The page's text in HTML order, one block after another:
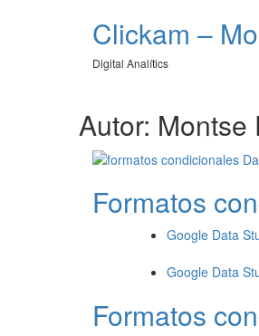
Clickam –
Digital Analítics
Autor: Montse
Formatos
Google Data
Google Data
Formatos